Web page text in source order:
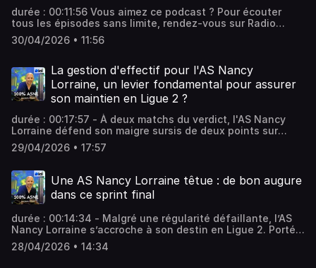
durée : 00:11:56 Vous aimez ce podcast ? Pour écouter
tous les épisodes sans limite, rendez-vous sur Radio
France
30/04/2026 • 11:56
La gestion d'effectif pour l'AS Nancy
Lorraine, un levier fondamental pour assurer
son maintien en Ligue 2 ?
durée : 00:17:57 - À deux matchs du verdict, l'AS Nancy
Lorraine défend son maigre sursis de deux points sur
Laval. Dans ce sprint final où les nerfs sont à vif, Pablo
Correa mise sur la profondeur de son banc pour oxygéner
pour arracher le maintien définitif. Vous aimez ce podcast
? Pour écouter tous les épisodes sans limite, rendez-vous
sur Radio France
29/04/2026 • 17:57
Une AS Nancy Lorraine têtue : de bon augure
dans ce sprint final
durée : 00:14:34 - Malgré une régularité défaillante, l’AS
Nancy Lorraine s’accroche à son destin en Ligue 2. Portés
par une force de caractère retrouvée lors de
déplacements périlleux, les Nancéiens conservent deux
28/04/2026 • 14:34